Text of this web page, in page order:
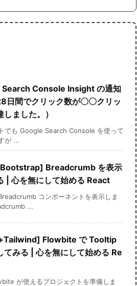
Console Insight の通知
日間でクリック数が〇〇クリッ
しました。）
でも Google Search Console を使って
が ...
Breadcrumb を表示
| 心を無にして始める React
コンポーネントを表示しま
...
Flowbite で Tooltip
てみる | 心を無にして始める Re
が使えるプロジェクトを準備しま